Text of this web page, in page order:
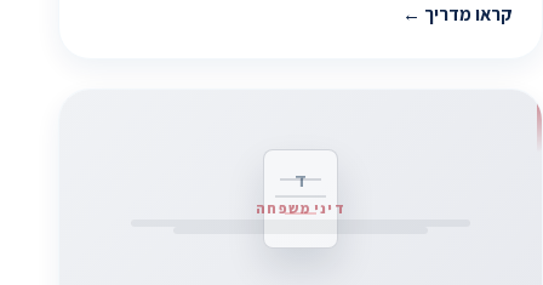
קראו מדריך
ד
דיני משפחה